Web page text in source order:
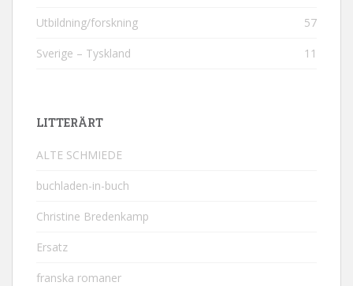
Utbildning/forskning 57
Sverige – Tyskland 11
LITTERÄRT
ALTE SCHMIEDE
buchladen-in-buch
Christine Bredenkamp
Ersatz
franska romaner